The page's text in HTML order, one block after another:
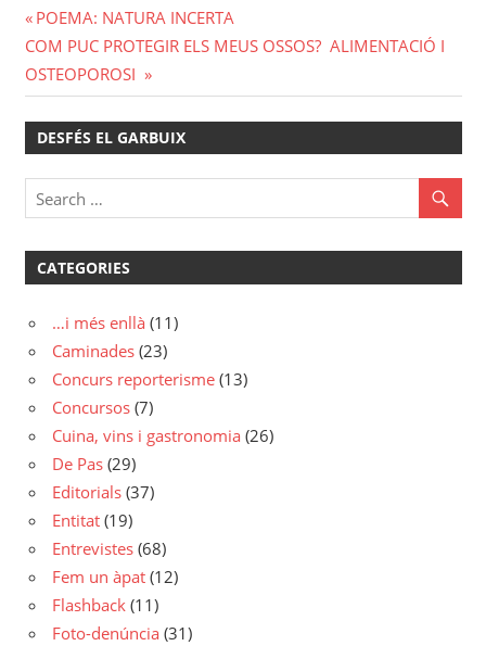
Navegació
d'entrades
Previous
Post:
POEMA: NATURA INCERTA
Next
Post:
COM PUC PROTEGIR ELS MEUS OSSOS? ALIMENTACIÓ I
OSTEOPOROSI
DESFÉS EL GARBUIX
CATEGORIES
…i més enllà (11)
Caminades (23)
Concurs reporterisme (13)
Concursos (7)
Cuina, vins i gastronomia (26)
De Pas (29)
Editorials (37)
Entitat (19)
Entrevistes (68)
Fem un àpat (12)
Flashback (11)
Foto-denúncia (31)